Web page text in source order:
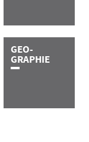
GEO-
GRAPHIE